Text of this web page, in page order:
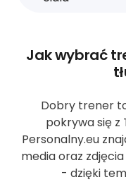
Jak wybrać
Dobry trener
pokrywa się z
Personalny.eu
media oraz
- dzięki